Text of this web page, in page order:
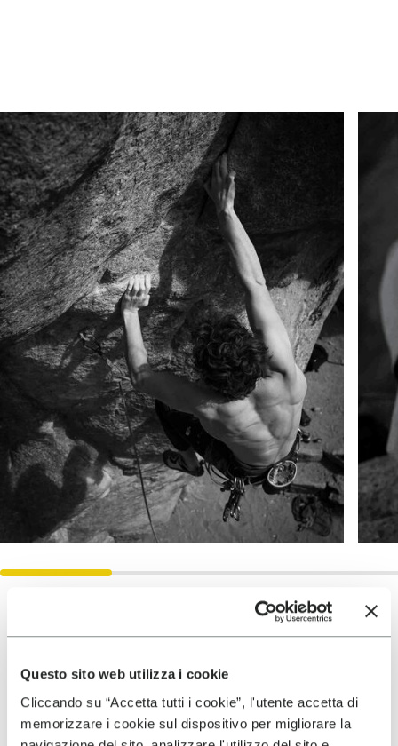
Questo sito web utilizza i cookie
Cliccando su “Accetta tutti i cookie”, l'utente accetta di
memorizzare i cookie sul dispositivo per migliorare la
Risultati
2025
Flash of Freerider 5.13a on El